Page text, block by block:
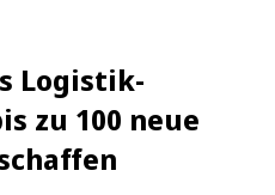
Logistik-
zu 100 neue